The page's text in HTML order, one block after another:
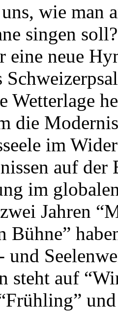
wie man
singen
eine neue
Wetterlage
die
im
auf
im
Jahren
Bühne”
und
steht auf